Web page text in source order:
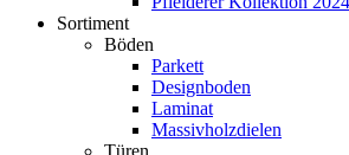
Sortiment
Böden
Parkett
Designboden
Laminat
Massivholzdielen
Türen